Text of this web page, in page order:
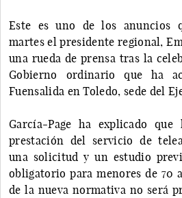
Este es uno de los anuncios
martes el presidente regional,
una rueda de prensa tras la
Gobierno ordinario que ha
Fuensalida en Toledo, sede del
García-Page ha explicado
prestación del servicio de
una solicitud y un estudio
obligatorio para menores de 70
de la nueva normativa no será